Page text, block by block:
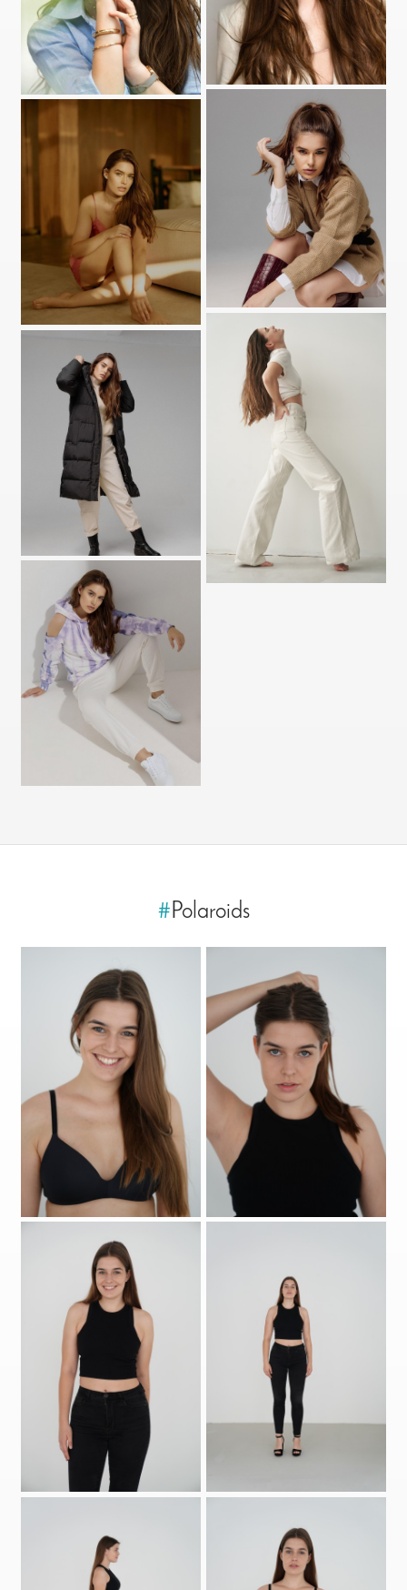
# Polaroids